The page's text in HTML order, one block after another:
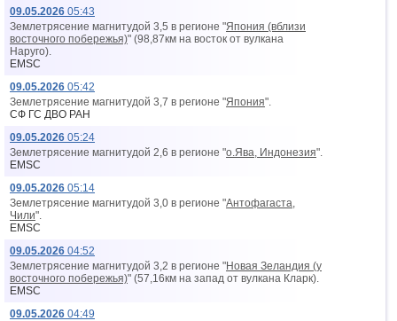
09.05.2026 05:43
Землетрясение магнитудой 3,5 в регионе "Япония (вблизи
восточного побережья)" (98,87км на восток от вyлкана
Наруго).
EMSC
09.05.2026 05:42
Землетрясение магнитудой 3,7 в регионе "Япония".
СФ ГС ДВО РАН
09.05.2026 05:24
Землетрясение магнитудой 2,6 в регионе "о.Ява, Индонезия".
EMSC
09.05.2026 05:14
Землетрясение магнитудой 3,0 в регионе "Антофагаста,
Чили".
EMSC
09.05.2026 04:52
Землетрясение магнитудой 3,2 в регионе "Новая Зеландия (у
восточного побережья)" (57,16км на запад от вyлкана Кларк).
EMSC
09.05.2026 04:49